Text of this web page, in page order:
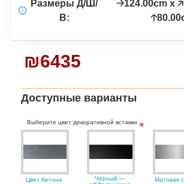
₪6435
Размеры Д/Ш/
В:
🡢124.00cm x
Доступные варианты
Выберите цвет декоративной вставки
Цвет бетона
Черный —
Матовая